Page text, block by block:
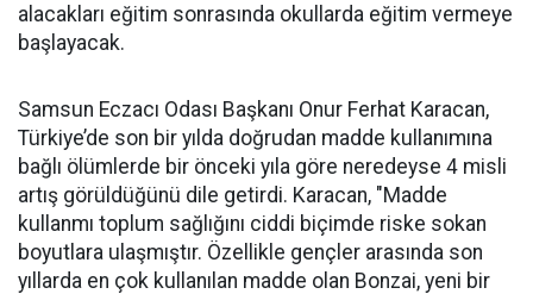
alacakları eğitim sonrasında okullarda eğitim vermeye
başlayacak.
Samsun Eczacı Odası Başkanı Onur Ferhat Karacan,
Türkiye’de son bir yılda doğrudan madde kullanımına
bağlı ölümlerde bir önceki yıla göre neredeyse 4 misli
artış görüldüğünü dile getirdi. Karacan, "Madde
kullanmı toplum sağlığını ciddi biçimde riske sokan
boyutlara ulaşmıştır. Özellikle gençler arasında son
yıllarda en çok kullanılan madde olan Bonzai, yeni bir